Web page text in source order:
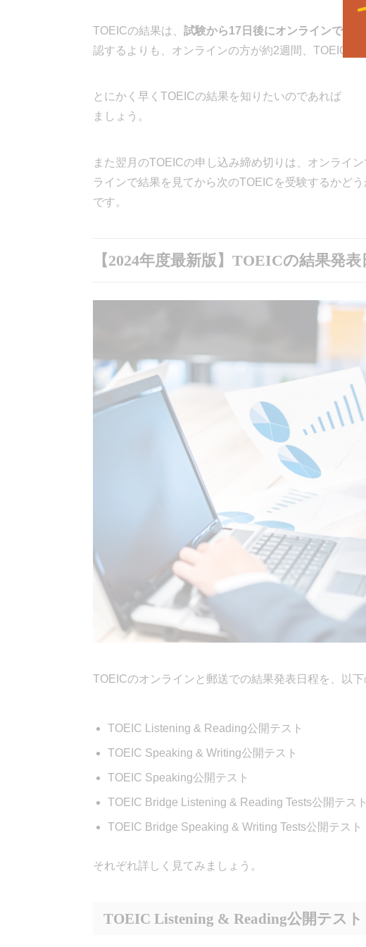
TOEICの結果は、 試験から17日後にオンラインで確
認するよりも、オンラインの方が約2週間、TOEICの
とにかく早くTOEICの結果を知りたいのであれば、
ましょう。
また翌月のTOEICの申し込み締め切りは、オンライ
ラインで結果を見てから次のTOEICを受験するかど
です。
【2024年度最新版】TOEICの結果発表
TOEICのオンラインと郵送での結果発表日程を、以下
TOEIC Listening & Reading公開テスト
TOEIC Speaking & Writing公開テスト
TOEIC Speaking公開テスト
TOEIC Bridge Listening & Reading Tests公開テスト
TOEIC Bridge Speaking & Writing Tests公開テスト
それぞれ詳しく見てみましょう。
TOEIC Listening & Reading公開テスト